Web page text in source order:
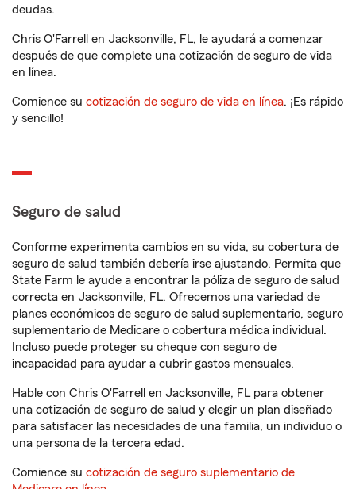
deudas.
Chris O'Farrell en Jacksonville, FL, le ayudará a comenzar
después de que complete una cotización de seguro de vida
en línea.
Comience su cotización de seguro de vida en línea. ¡Es rápido
y sencillo!
Seguro de salud
Conforme experimenta cambios en su vida, su cobertura de
seguro de salud también debería irse ajustando. Permita que
State Farm le ayude a encontrar la póliza de seguro de salud
correcta en Jacksonville, FL. Ofrecemos una variedad de
planes económicos de seguro de salud suplementario, seguro
suplementario de Medicare o cobertura médica individual.
Incluso puede proteger su cheque con seguro de
incapacidad para ayudar a cubrir gastos mensuales.
Hable con Chris O'Farrell en Jacksonville, FL para obtener
una cotización de seguro de salud y elegir un plan diseñado
para satisfacer las necesidades de una familia, un individuo o
una persona de la tercera edad.
Comience su cotización de seguro suplementario de